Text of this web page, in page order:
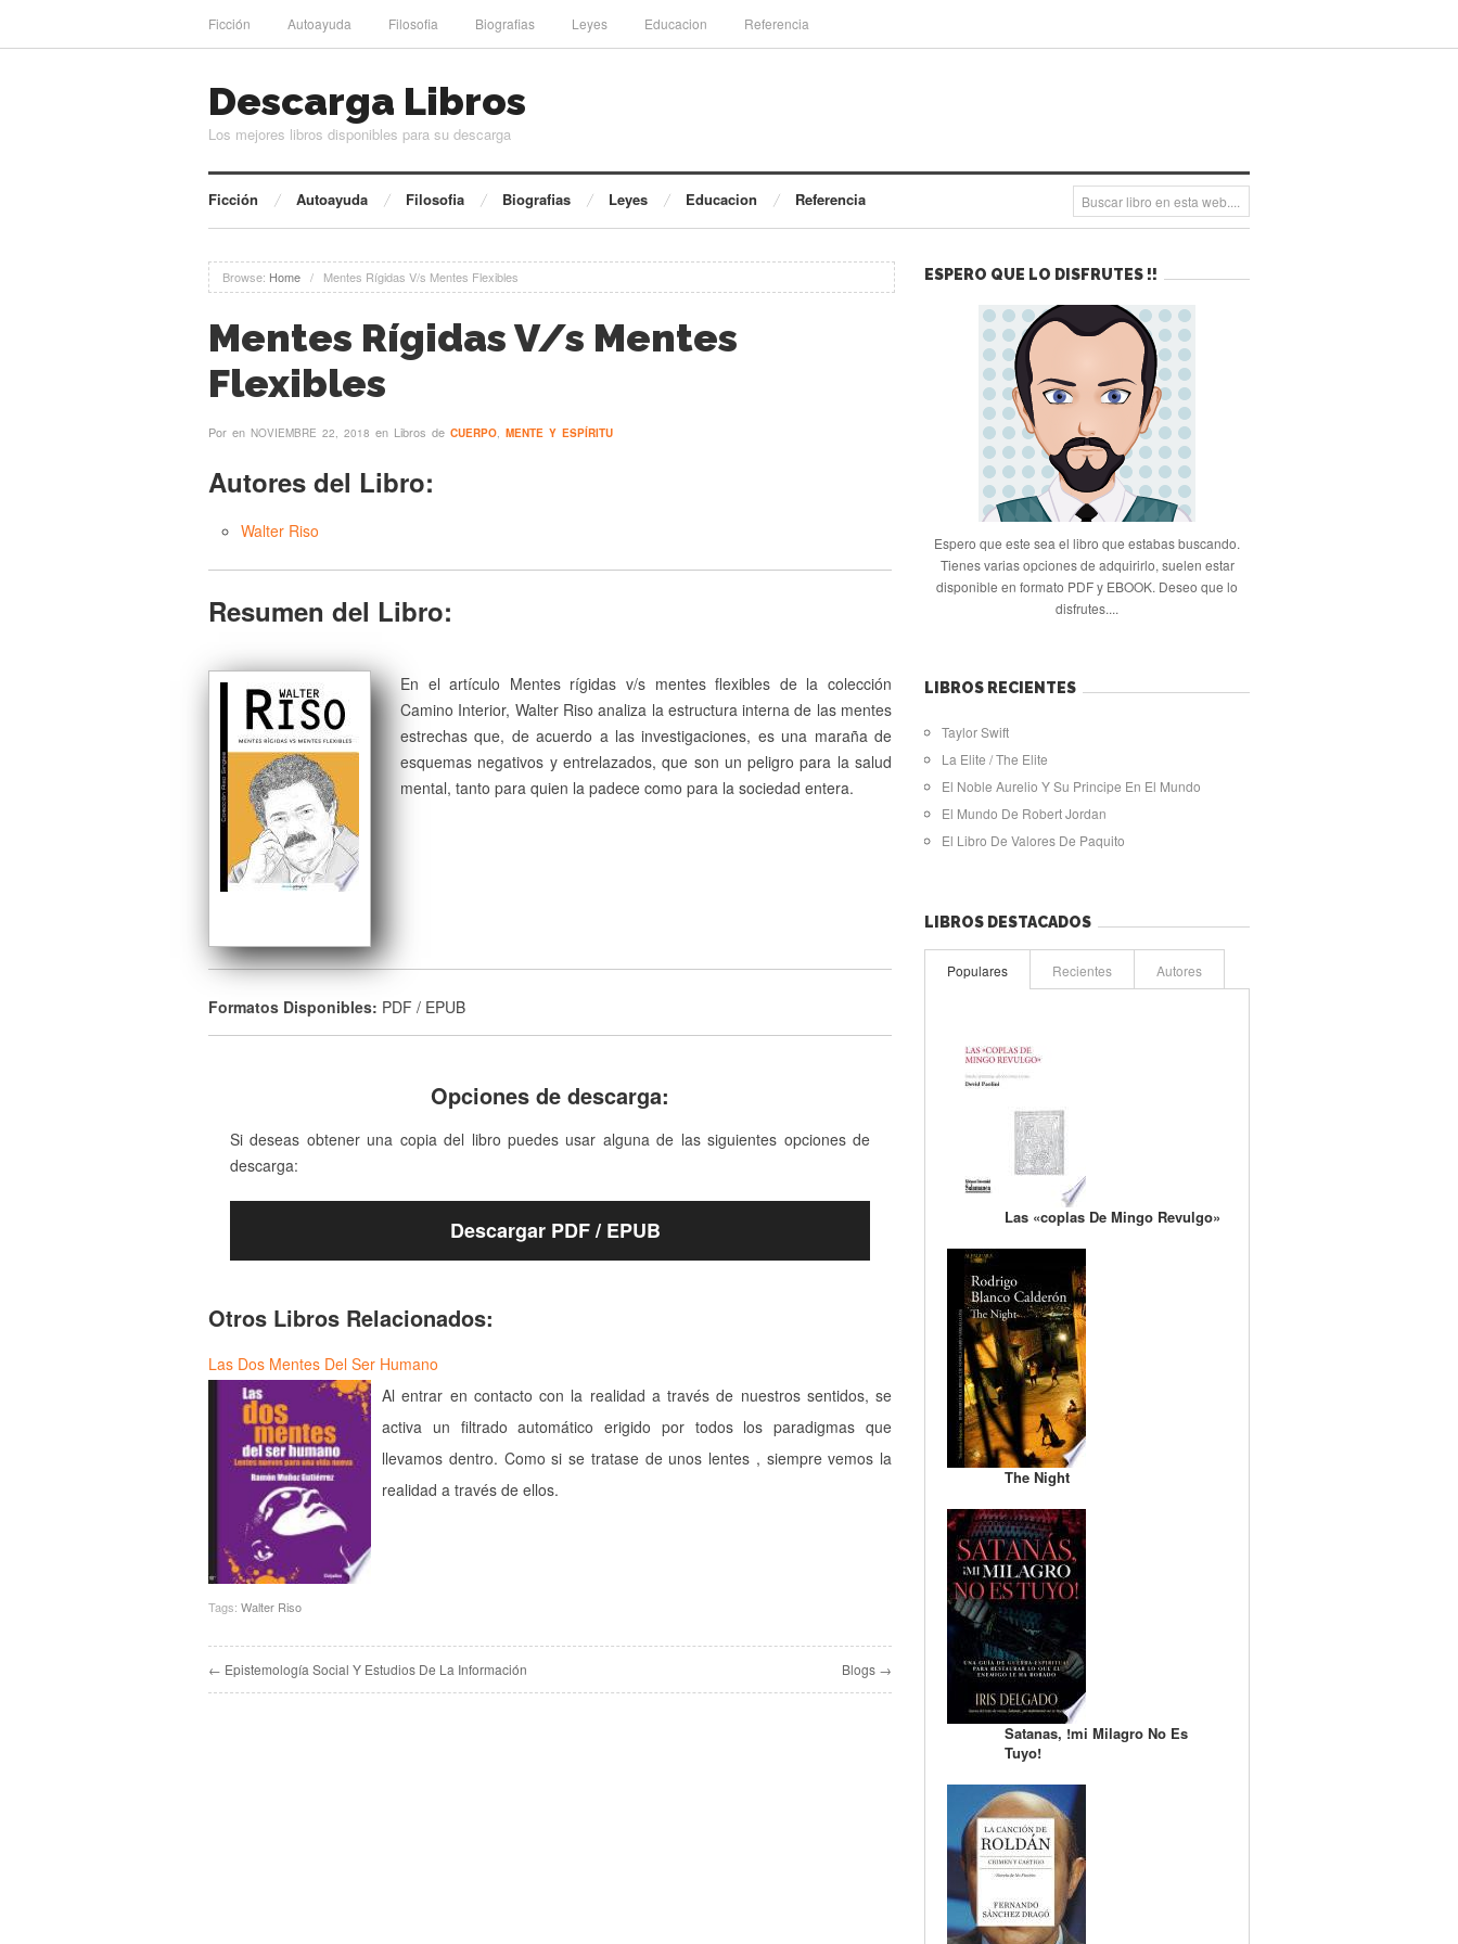
Ficción Autoayuda Filosofia Biografias Leyes Educacion Referencia
Descarga Libros
Los mejores libros disponibles para su descarga
Ficción Autoayuda Filosofia Biografias Leyes Educacion Referencia
Browse: Home / Mentes Rígidas V/s Mentes Flexibles
Mentes Rígidas V/s Mentes
Flexibles
Por en NOVIEMBRE 22, 2018 en Libros de CUERPO, MENTE Y ESPÍRITU
Autores del Libro:
Walter Riso
Resumen del Libro:
En el artículo Mentes rígidas v/s mentes flexibles de la colección
Camino Interior, Walter Riso analiza la estructura interna de las mentes
estrechas que, de acuerdo a las investigaciones, es una maraña de
esquemas negativos y entrelazados, que son un peligro para la salud
mental, tanto para quien la padece como para la sociedad entera.
Formatos Disponibles: PDF / EPUB
Opciones de descarga:
Si deseas obtener una copia del libro puedes usar alguna de las siguientes opciones de
descarga:
Descargar PDF / EPUB
Otros Libros Relacionados:
Las Dos Mentes Del Ser Humano
Al entrar en contacto con la realidad a través de nuestros sentidos, se
activa un filtrado automático erigido por todos los paradigmas que
llevamos dentro. Como si se tratase de unos lentes , siempre vemos la
realidad a través de ellos.
Tags: Walter Riso
← Epistemología Social Y Estudios De La Información Blogs →
ESPERO QUE LO DISFRUTES !!
Espero que este sea el libro que estabas buscando.
Tienes varias opciones de adquirirlo, suelen estar
disponible en formato PDF y EBOOK. Deseo que lo
disfrutes....
LIBROS RECIENTES
Taylor Swift
La Elite / The Elite
El Noble Aurelio Y Su Principe En El Mundo
El Mundo De Robert Jordan
El Libro De Valores De Paquito
LIBROS DESTACADOS
Populares Recientes Autores
Las «coplas De Mingo Revulgo»
The Night
Satanas, !mi Milagro No Es
Tuyo!